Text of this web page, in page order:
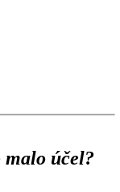
malo účel?